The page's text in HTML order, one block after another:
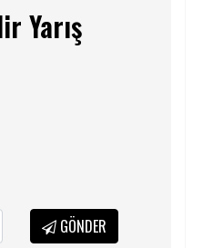
Yarış
GÖNDER